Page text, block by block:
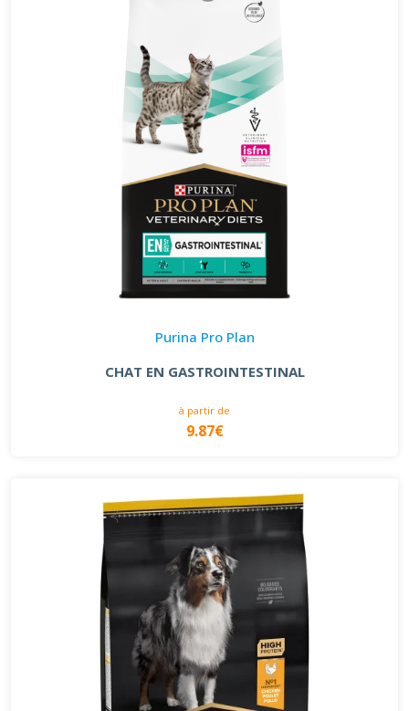
Purina Pro Plan
CHAT EN GASTROINTESTINAL
à partir de
9.87€